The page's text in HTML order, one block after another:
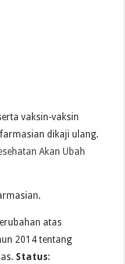
vaksin-vaksin
dikaji ulang.
Akan Ubah
atas
2014 tentang
Status: